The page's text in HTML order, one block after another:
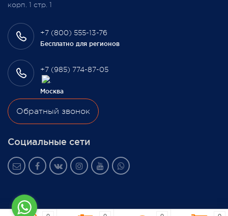
+7 (800) 555-13-76
Бесплатно для регионов
+7 (985) 774-87-05
Москва
Обратный звонок
Социальные сети
корп. 1 стр. 1